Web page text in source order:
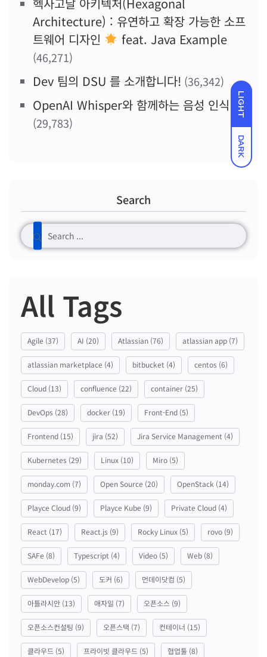
LIGHT
DARK
Architecture) : 유연하고 확장 가능한 소프
트웨어 디자인
feat. Java Example
(46,271)
Dev 팀의 DSU 를 소개합니다! (36,342)
OpenAI Whisper와 함께하는 음성 인식
(29,783)
Search
All Tags
Agile (37) AI (20) Atlassian (76) atlassian app (7)
atlassian marketplace (4) bitbucket (4) centos (6)
Cloud (13) confluence (22) container (25)
DevOps (28) docker (19) Front-End (5)
Frontend (15) jira (52) Jira Service Management (4)
Kubernetes (29) Linux (10) Miro (5)
monday.com (7) Open Source (20) OpenStack (14)
Playce Cloud (9) Playce Kube (9) Private Cloud (4)
React (17) React.js (9) Rocky Linux (5) rovo (9)
SAFe (8) Typescript (4) Video (5) Web (8)
WebDevelop (5) 도커 (6) 먼데이닷컴 (5)
아틀라시안 (13) 애자일 (7) 오픈소스 (9)
오픈소스컨설팅 (9) 오픈스택 (7) 컨테이너 (15)
클라우드 (5) 프라이빗 클라우드 (5) 협업툴 (8)